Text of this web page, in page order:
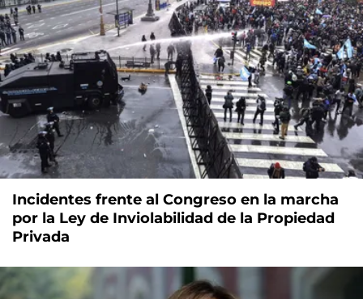
Incidentes frente al Congreso en la marcha
por la Ley de Inviolabilidad de la Propiedad
Privada